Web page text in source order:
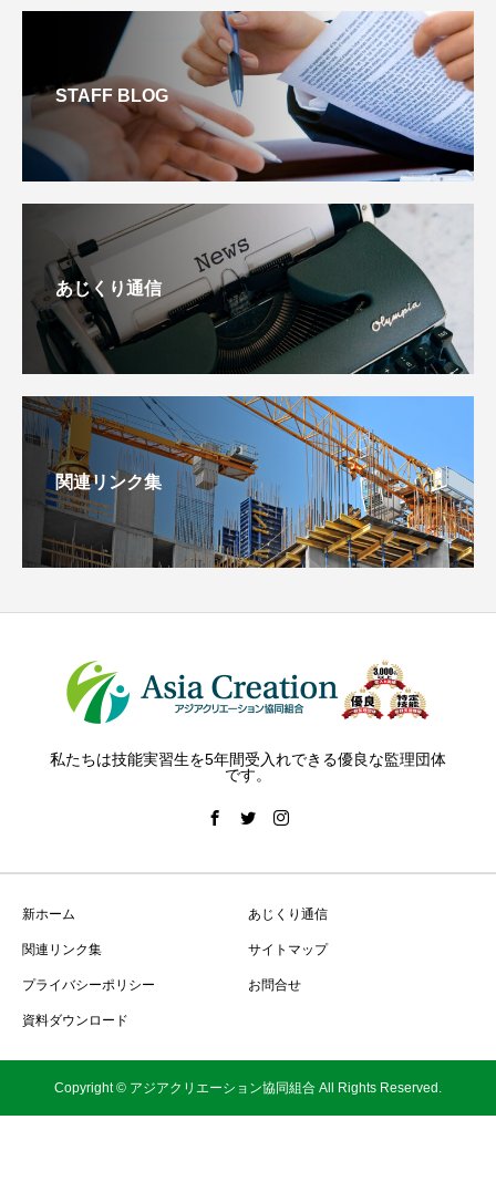
STAFF BLOG
あじくり通信
関連リンク集
私たちは技能実習生を5年間受入れできる優良な監理団体
です。
新ホーム あじくり通信
関連リンク集 サイトマップ
プライバシーポリシー お問合せ
資料ダウンロード
Copyright © アジアクリエーション協同組合 All Rights Reserved.